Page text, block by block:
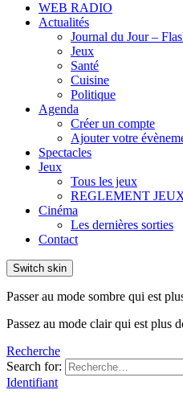
WEB RADIO
Actualités
Journal du Jour –
Jeux
Santé
Cuisine
Politique
Agenda
Créer un compte
Ajouter votre
Spectacles
Jeux
Tous les jeux
REGLEMENT
Cinéma
Les dernières sorties
Contact
Switch skin
Passer au mode sombre qui est
Passez au mode clair qui est plus
Recherche
Search for:
Identifiant